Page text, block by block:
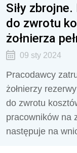
Siły
do zwrotu
żołnierza
09 sty 2024
Pracodawcy
żołnierzy
do zwrotu
pracowników na
następuje na